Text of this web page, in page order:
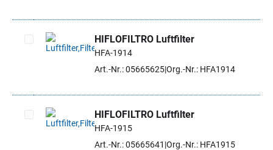
Artikel auswählen
HIFLOFILTRO Luftfilter
HFA-1914
Art.-Nr.: 05665625Org.-Nr.: HFA1914
Artikel auswählen
HIFLOFILTRO Luftfilter
HFA-1915
Art.-Nr.: 05665641 Org.-Nr.: HFA1915